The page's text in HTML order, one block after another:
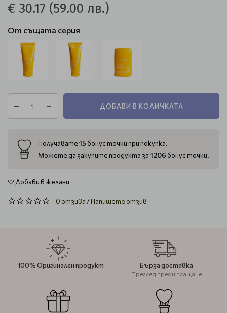
€ 30.17 (59.00 лв.)
От същата серия
ДОБАВИ В КОЛИЧКАТА
Получавате15 бонус точки при покупка.
Можете да закупите продукта за1206 бонус точки.
Добави в желани
0 отзива/Напишете отзив
100% Оригинален продукт Бърза доставка
Преглед преди плащане